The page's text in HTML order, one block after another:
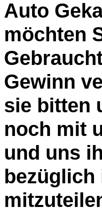
Auto
möchten
Gewinn
sie bitten
noch mit
und uns